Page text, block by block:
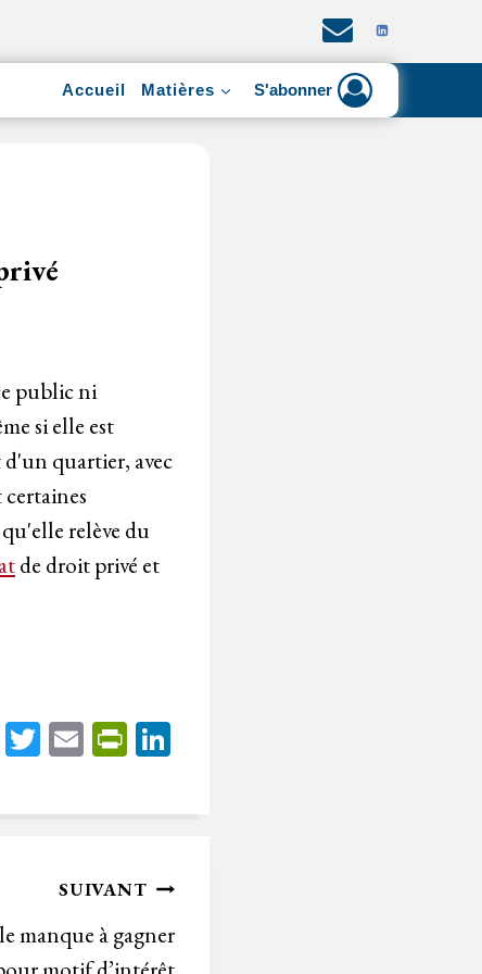
Accueil Matières S'abonner
public ni
si elle est
quartier, avec
relève du
de droit privé et
Fa T
tt
E
ail
Pr
tF
n
y
ed
SUIVANT
manque à gagner